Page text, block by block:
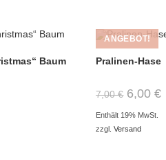
Baum
ANGEBOT!
Pralinen-Hase
7,00€ 6,00€
Enthält 19% MwSt.
zzgl.Versand